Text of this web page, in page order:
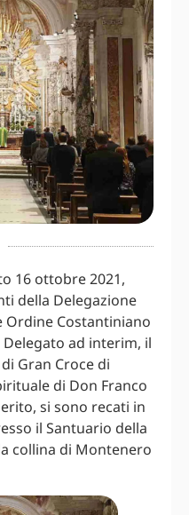
16 ottobre 2021,
della Delegazione
Ordine Costantiniano
ad interim, il
Gran Croce di
di Don Franco
si sono recati in
il Santuario della
collina di Montenero